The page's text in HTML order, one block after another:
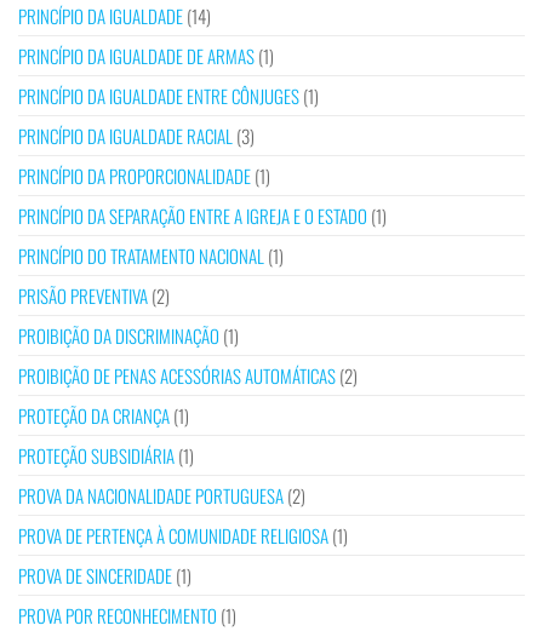
PRINCÍPIO DA IGUALDADE(14)
PRINCÍPIO DA IGUALDADE DE ARMAS(1)
PRINCÍPIO DA IGUALDADE ENTRE CÔNJUGES(1)
PRINCÍPIO DA IGUALDADE RACIAL (3)
PRINCÍPIO DA PROPORCIONALIDADE(1)
PRINCÍPIO DA SEPARAÇÃO ENTRE A IGREJA E O ESTADO (1)
PRINCÍPIO DO TRATAMENTO NACIONAL (1)
PRISÃO PREVENTIVA(2)
PROIBIÇÃO DA DISCRIMINAÇÃO (1)
PROIBIÇÃO DE PENAS ACESSÓRIAS AUTOMÁTICAS(2)
PROTEÇÃO DA CRIANÇA(1)
PROTEÇÃO SUBSIDIÁRIA(1)
PROVA DA NACIONALIDADE PORTUGUESA(2)
PROVA DE PERTENÇA À COMUNIDADE RELIGIOSA(1)
PROVA DE SINCERIDADE(1)
PROVA POR RECONHECIMENTO (1)